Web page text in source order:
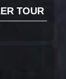
TOUR